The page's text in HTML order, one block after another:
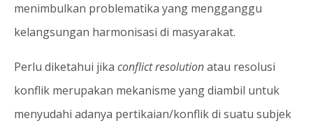
menimbulkan problematika yang mengganggu
kelangsungan harmonisasi di masyarakat.
Perlu diketahui jika conflict resolutionatau resolusi
konflik merupakan mekanisme yang diambil untuk
menyudahi adanya pertikaian/konflik di suatu subjek